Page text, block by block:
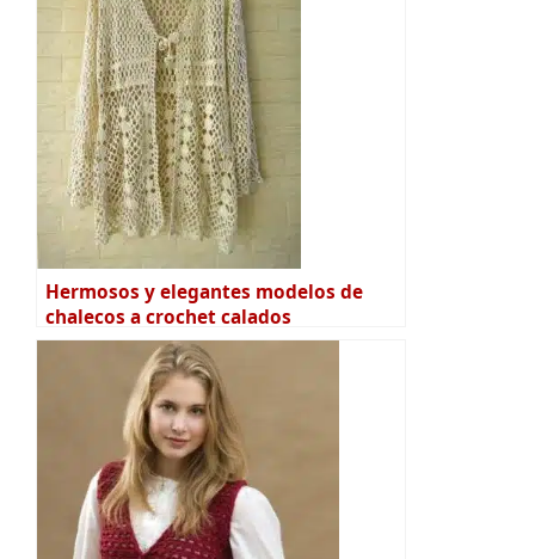
Hermosos y elegantes modelos de
chalecos a crochet calados